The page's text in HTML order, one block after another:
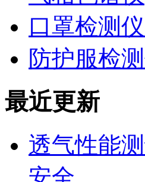
口罩检测
防护服检
最近更新
透气性能